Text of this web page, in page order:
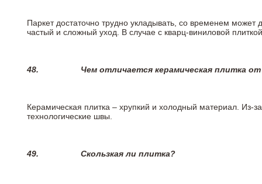
Паркет достаточно трудно укладывать, со временем
частый и сложный уход. В случае с кварц-виниловой
48. Чем отличается керамическая плитка
Керамическая плитка – хрупкий и холодный материал. Из-
технологические швы.
49. Скользкая ли плитка?